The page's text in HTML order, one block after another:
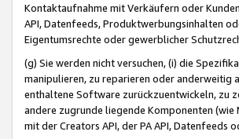
Kontaktaufnahme mit Verkäufern oder
API, Datenfeeds, Produktwerbungsinhalten
Eigentumsrechte oder gewerblicher
(g) Sie werden nicht versuchen, (i) die
manipulieren, zu reparieren oder
enthaltene Software zurückzuentwickeln, zu
andere zugrunde liegende Komponenten
mit der Creators API, der PA API,